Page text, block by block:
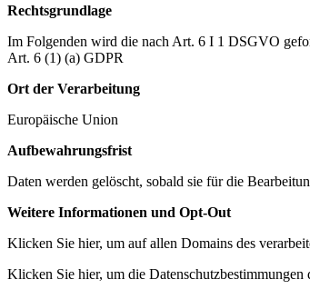
Rechtsgrundlage
Im Folgenden wird die nach Art. 6 I 1 DSGVO
Art. 6 (1) (a) GDPR
Ort der Verarbeitung
Europäische Union
Aufbewahrungsfrist
Daten werden gelöscht, sobald sie für die
Weitere Informationen und Opt-Out
Klicken Sie hier, um auf allen Domains des
Klicken Sie hier, um die